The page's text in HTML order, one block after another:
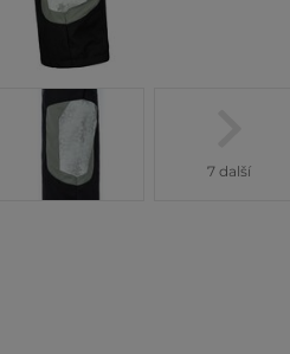
7 další